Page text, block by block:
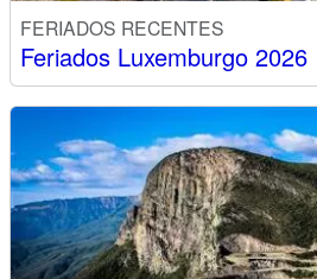
FERIADOS RECENTES
Feriados Luxemburgo 2026